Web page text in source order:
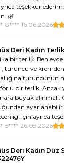
teşekkür
🌿
G**** 16.06.2026
Deri Kadın
bir terlik. Ben
turuncu ve
turuncunun
bir terlik. Ancak
büyük alınmalı.
için ayrıca
E**** 26.05.2026
Deri Kadın Düz